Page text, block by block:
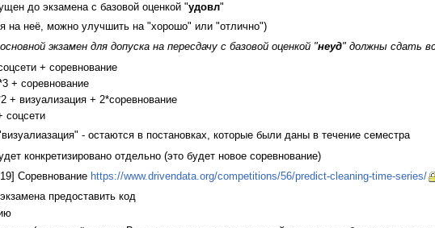
до экзамена с базовой оценкой "удовл"
на неё, можно улучшить на "хорошо" или "отлично")
экзамен для допуска на пересдачу с базовой оценкой "неуд" должны сдать
+ соревнование
+ соревнование
+ визуализация + 2*соревнование
соцсети
- остаются в постановках, которые были даны в течение семестра
конкретизировано отдельно (это будет новое соревнование)
Соревнование https://www.drivendata.org/competitions/56/predict-cleaning-time-series/
предоставить код